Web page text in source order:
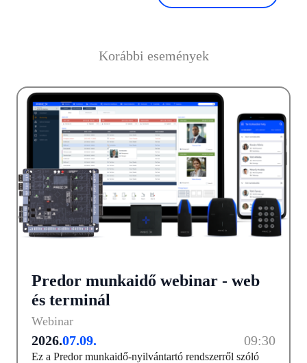
Korábbi események
Predor munkaidő webinar - web
és terminál
Webinar
2026.07.09. 09:30
Ez a Predor munkaidő-nyilvántartó rendszerről szóló